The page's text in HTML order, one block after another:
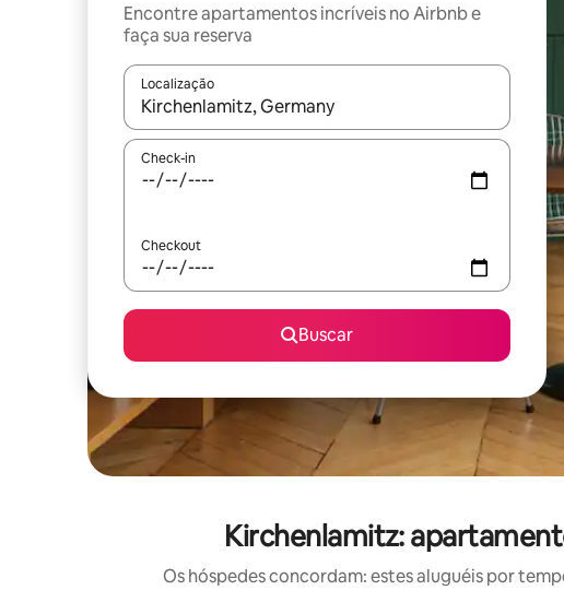
Encontre apartamentos incríveis no Airbnb e
faça sua reserva
Localização
Quando os resultados estiverem disponíveis, explore-os
Check-in
Checkout
Buscar
Kirchenlamitz:
Os hóspedes concordam: estes aluguéis por